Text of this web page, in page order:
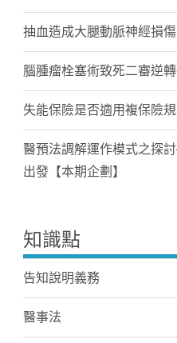
抽血造成大腿動脈神經損傷
腦腫瘤栓塞術致死二審逆
失能保險是否適用複保險
醫預法調解運作模式之探
出發【本期企劃】
知識點
告知說明義務
醫事法